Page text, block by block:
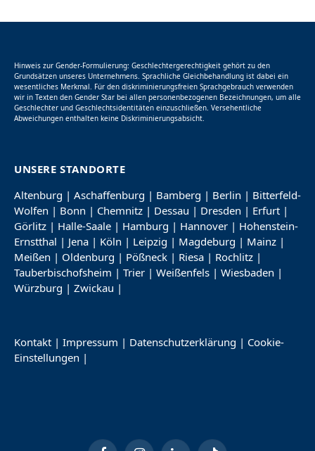
Hinweis zur Gender-Formulierung: Geschlechtergerechtigkeit gehört zu den
Grundsätzen unseres Unternehmens. Sprachliche Gleichbehandlung ist dabei ein
wesentliches Merkmal. Für den diskriminierungsfreien Sprachgebrauch verwenden
wir in Texten den Gender Star bei allen personenbezogenen Bezeichnungen, um alle
Geschlechter und Geschlechtsidentitäten einzuschließen. Versehentliche
Abweichungen enthalten keine Diskriminierungsabsicht.
UNSERE STANDORTE
Altenburg | Aschaffenburg | Bamberg | Berlin | Bitterfeld-
Wolfen | Bonn | Chemnitz | Dessau | Dresden | Erfurt |
Görlitz | Halle-Saale | Hamburg | Hannover | Hohenstein-
Ernstthal | Jena | Köln | Leipzig | Magdeburg | Mainz |
Meißen | Oldenburg | Pößneck | Riesa | Rochlitz |
Tauberbischofsheim | Trier | Weißenfels | Wiesbaden |
Würzburg | Zwickau |
Kontakt | Impressum | Datenschutzerklärung | Cookie-
Einstellungen |